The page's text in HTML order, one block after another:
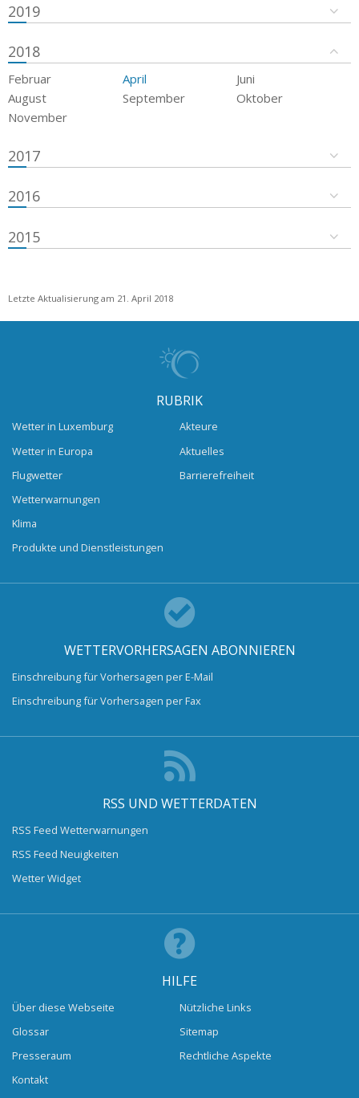
2019
2018
Februar April
Juni
August
September
Oktober
November
2017
2016
2015
Letzte Aktualisierung am 21. April 2018
RUBRIK
Wetter in Luxemburg
Wetter in Europa
Flugwetter
Wetterwarnungen
Klima
Produkte und Dienstleistungen
Akteure
Aktuelles
Barrierefreiheit
WETTERVORHERSAGEN ABONNIEREN
Einschreibung für Vorhersagen per E-Mail
Einschreibung für Vorhersagen per Fax
RSS UND WETTERDATEN
RSS Feed Wetterwarnungen
RSS Feed Neuigkeiten
Wetter Widget
HILFE
Über diese Webseite
Glossar
Presseraum
Kontakt
Nützliche Links
Sitemap
Rechtliche Aspekte